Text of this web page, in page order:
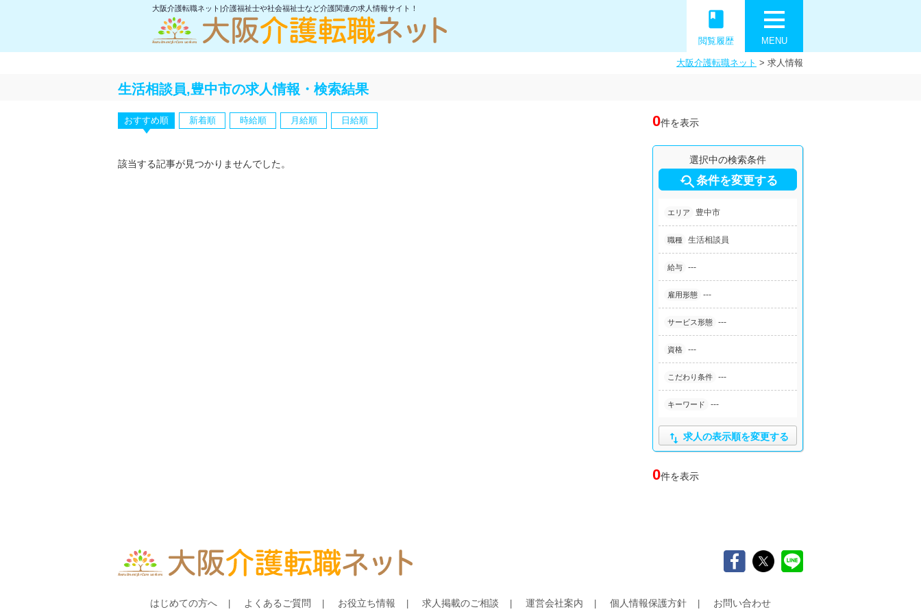
大阪介護転職ネット|介護福祉士や社会福祉士など介護関連の求人情報サイト！
MENU
book
閲覧履歴
大阪介護転職ネット > 求人情報
生活相談員,豊中市の求人情報・検索結果
0件を表示
おすすめ順 新着順 時給順 月給順 日給順
選択中の検索条件
条件を変更する
エリア 豊中市
職種 生活相談員
給与 ---
雇用形態 ---
サービス形態 ---
資格 ---
こだわり条件 ---
キーワード ---
 求人の表示順を変更する
該当する記事が見つかりませんでした。
0件を表示
はじめての方へ よくあるご質問 お役立ち情報 求人掲載のご相談 運営会社案内 個人情報保護方針 お問い合わせ